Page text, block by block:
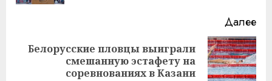
Далее
Следующая
Белорусские пловцы выиграли
смешанную эстафету на
соревнованиях в Казани